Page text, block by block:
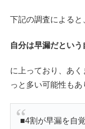
下記の調査によると
自分は早漏だという
に上っており、あ
っと多い可能性もあ
■4割が早漏を自覚